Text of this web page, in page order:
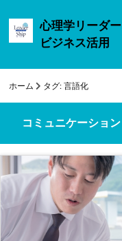
心理学リーダ
ビジネス活用
ホーム タグ:言語化
コミュニケーション